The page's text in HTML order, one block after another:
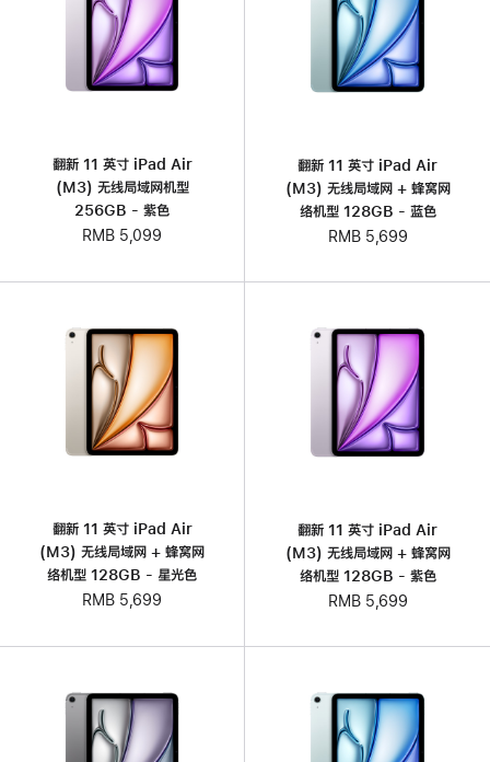
翻新 11 英寸 iPad Air
(M3) 无线局域网机型
256GB - 紫色
RMB 5,099
翻新 11 英寸 iPad Air
(M3) 无线局域网 + 蜂窝网
络机型 128GB - 蓝色
RMB 5,699
翻新 11 英寸 iPad Air
(M3) 无线局域网 + 蜂窝网
络机型 128GB - 星光色
RMB 5,699
翻新 11 英寸 iPad Air
(M3) 无线局域网 + 蜂窝网
络机型 128GB - 紫色
RMB 5,699